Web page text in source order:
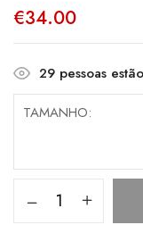
€34.00
29 pessoas
TAMANHO
Quantidade